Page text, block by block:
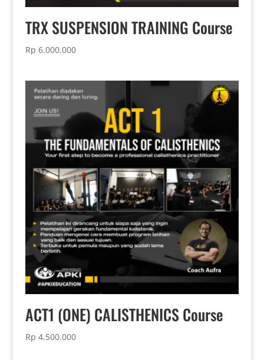
TRX SUSPENSION TRAINING Course
Rp 6.000.000
ACT1 (ONE) CALISTHENICS Course
Rp 4.500.000